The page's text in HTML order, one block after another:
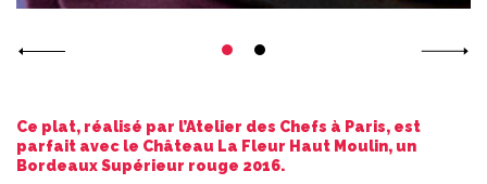
Ce plat, réalisé par l’Atelier des Chefs à Paris, est
parfait avec le Château La Fleur Haut Moulin, un
Bordeaux Supérieur rouge 2016.